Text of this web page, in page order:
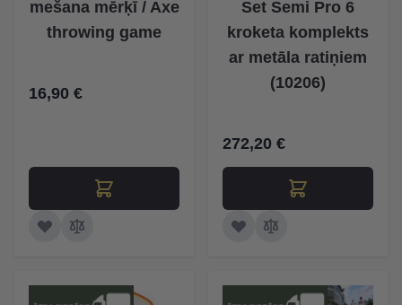
mešana mērķī / Axe
throwing game
16,90 €
Set Semi Pro 6
kroketa komplekts
ar metāla ratiņiem
(10206)
272,20 €